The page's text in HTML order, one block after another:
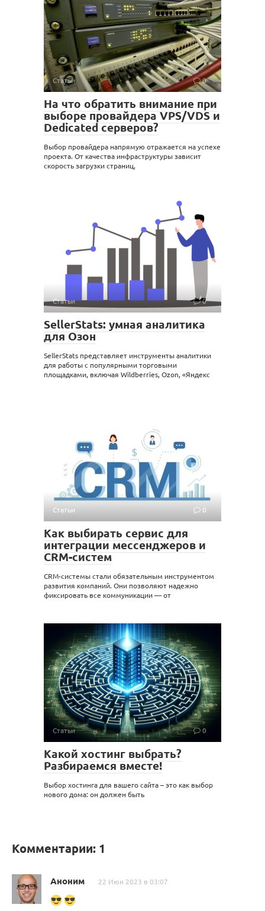
Статьи 0
На что обратить внимание при
выборе провайдера VPS/VDS и
Dedicated серверов?
Выбор провайдера напрямую отражается на успехе
проекта. От качества инфраструктуры зависит
скорость загрузки страниц,
Статьи 0
SellerStats: умная аналитика
для Озон
SellerStats представляет инструменты аналитики
для работы с популярными торговыми
площадками, включая Wildberries, Ozon, «Яндекс
Статьи 0
Как выбирать сервис для
интеграции мессенджеров и
CRM-систем
CRM-системы стали обязательным инструментом
развития компаний. Они позволяют надежно
фиксировать все коммуникации — от
Статьи 0
Какой хостинг выбрать?
Разбираемся вместе!
Выбор хостинга для вашего сайта – это как выбор
нового дома: он должен быть
Комментарии: 1
Аноним 22 Июн 2023 в 03:07